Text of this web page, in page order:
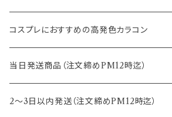
14.5mm
15.0mm
14.4mm
13.0mm
13.2mm
13.3mm
8.7mm
8.8mm
8.5mm
エバーカラー
エヌズコレクション
トパーズ
コスプレにおすすめの高発色カラコン
当日発送商品（注文締めPM12時迄）
2～3日以内発送（注文締めPM12時迄）